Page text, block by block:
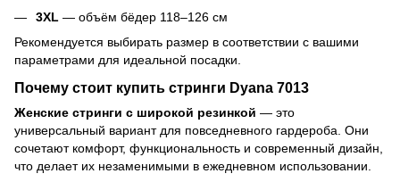
3XL — объём бёдер 118–126 см
Рекомендуется выбирать размер в соответствии с вашими
параметрами для идеальной посадки.
Почему стоит купить стринги Dyana 7013
Женские стринги с широкой резинкой — это
универсальный вариант для повседневного гардероба. Они
сочетают комфорт, функциональность и современный дизайн,
что делает их незаменимыми в ежедневном использовании.